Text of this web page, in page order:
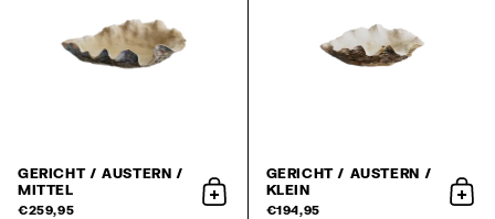
GERICHT / AUSTERN /
MITTEL
€259,95
In den Warenkorb
GERICHT / AUSTERN /
KLEIN
€194,95
In